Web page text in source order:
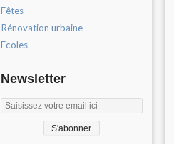
Fêtes
Rénovation urbaine
Ecoles
Newsletter